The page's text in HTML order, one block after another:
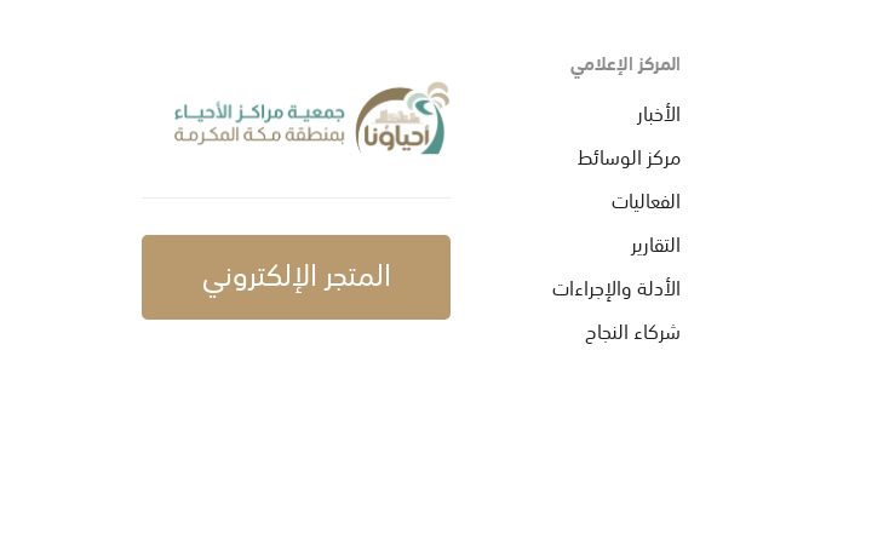
المركز الإعلامي
الأخبار
مركز الوسائط
الفعاليات
التقارير
الأدلة والإجراءات
شركاء النجاح
المتجر الإلكتروني